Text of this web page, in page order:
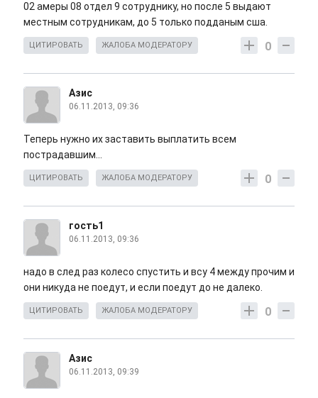
02 амеры 08 отдел 9 сотруднику, но после 5 выдают
местным сотрудникам, до 5 только подданым сша.
0
ЦИТИРОВАТЬ ЖАЛОБА МОДЕРАТОРУ
Азис
06.11.2013, 09:36
Теперь нужно их заставить выплатить всем
пострадавшим...
0
ЦИТИРОВАТЬ ЖАЛОБА МОДЕРАТОРУ
гость1
06.11.2013, 09:36
надо в след раз колесо спустить и всу 4 между прочим и
они никуда не поедут, и если поедут до не далеко.
0
ЦИТИРОВАТЬ ЖАЛОБА МОДЕРАТОРУ
Азис
06.11.2013, 09:39